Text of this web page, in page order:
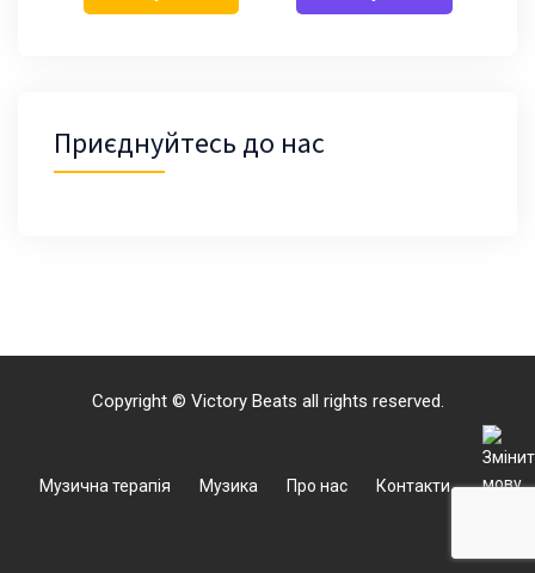
Приєднуйтесь до нас
Copyright © Victory Beats all rights reserved.
Музична терапія Музика Про нас Контакти